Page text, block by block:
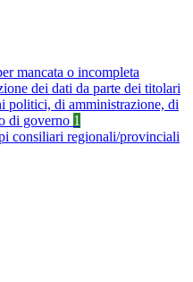
mancata o incompleta
dei dati da parte dei titolari
politici, di amministrazione, di
di governo 1
consiliari regionali/provinciali